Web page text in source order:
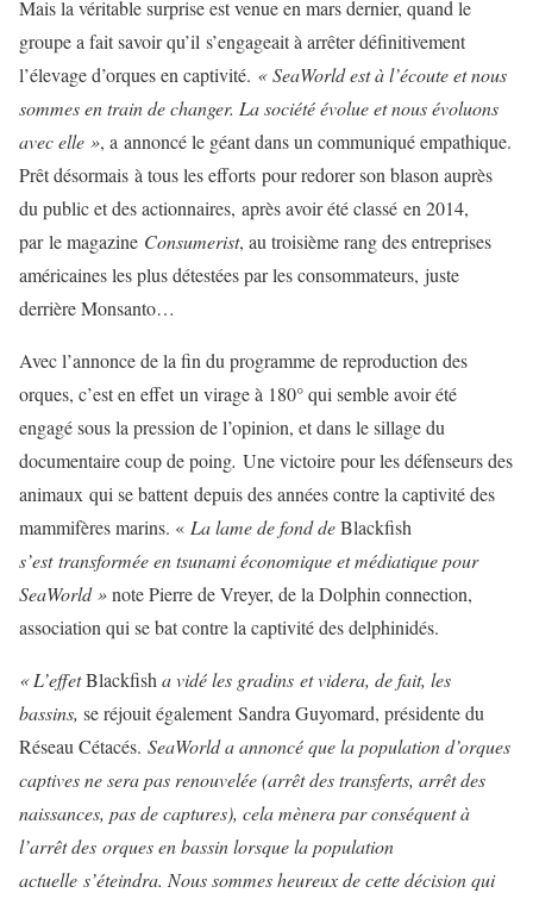
Mais la véritable surprise est venue en mars dernier, quand le
groupe a fait savoir qu’il s’engageait à arrêter définitivement
l’élevage d’orques en captivité. « SeaWorld est à l’écoute et nous
sommes en train de changer. La société évolue et nous évoluons
avec elle », a annoncé le géant dans un communiqué empathique.
Prêt désormais à tous les efforts pour redorer son blason auprès
du public et des actionnaires, après avoir été classé en 2014,
par le magazine Consumerist, au troisième rang des entreprises
américaines les plus détestées par les consommateurs, juste
derrière Monsanto…
Avec l’annonce de la fin du programme de reproduction des
orques, c’est en effet un virage à 180° qui semble avoir été
engagé sous la pression de l’opinion, et dans le sillage du
documentaire coup de poing. Une victoire pour les défenseurs des
animaux qui se battent depuis des années contre la captivité des
mammifères marins. « La lame de fond deBlackfish
s’est transformée en tsunami économique et médiatique pour
SeaWorld »note Pierre de Vreyer, de la Dolphin connection,
association qui se bat contre la captivité des delphinidés.
« L’effetBlackfish a vidé les gradins et videra, de fait, les
bassins, se réjouit également Sandra Guyomard, présidente du
Réseau Cétacés. SeaWorld a annoncé que la population d’orques
captives ne sera pas renouvelée (arrêt des transferts, arrêt des
naissances, pas de captures), cela mènera par conséquent à
l’arrêt des orques en bassin lorsque la population
actuelle s’éteindra. Nous sommes heureux de cette décision qui